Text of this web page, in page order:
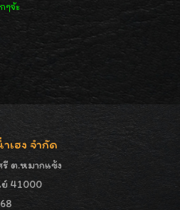
ๆจ้ะ
เฮง จำกัด
ต.หมากแข้ง
ย์ 41000